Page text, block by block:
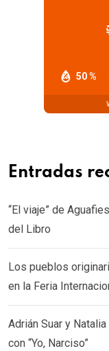
50 %
Entradas
“El viaje” de
del Libro
Los pueblos
en la Feria
Adrián Suar y
con “Yo, Narciso”